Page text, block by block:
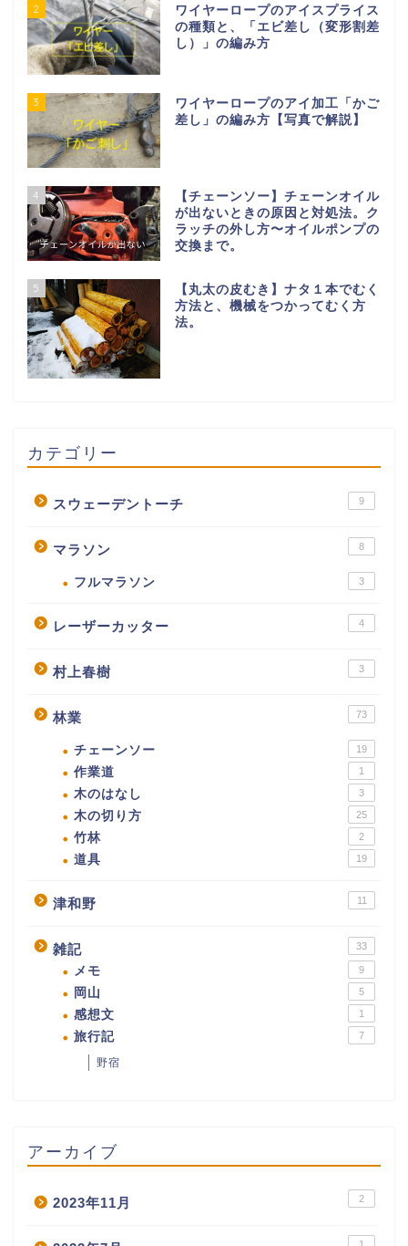
2
ワイヤーロープのアイスプライス
の種類と、「エビ差し（変形割差
し）」の編み方
3
ワイヤーロープのアイ加工「かご
差し」の編み方【写真で解説】
4
【チェーンソー】チェーンオイル
が出ないときの原因と対処法。ク
ラッチの外し方〜オイルポンプの
交換まで。
5
【丸太の皮むき】ナタ１本でむく
方法と、機械をつかってむく方
法。
カテゴリー
スウェーデントーチ 9
マラソン 8
フルマラソン 3
レーザーカッター 4
村上春樹 3
林業 73
チェーンソー 19
作業道 1
木のはなし 3
木の切り方 25
竹林 2
道具 19
津和野 11
雑記 33
メモ 9
岡山 5
感想文 1
旅行記 7
野宿
アーカイブ
2023年11月 2